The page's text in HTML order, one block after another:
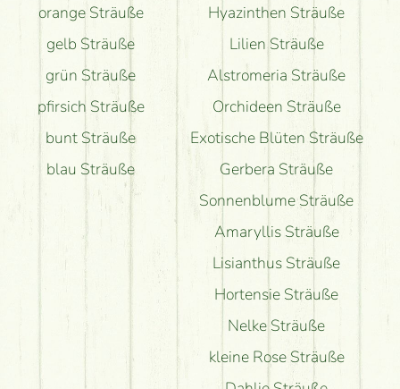
orange Sträuße
gelb Sträuße
grün Sträuße
pfirsich Sträuße
bunt Sträuße
blau Sträuße
Hyazinthen Sträuße
Lilien Sträuße
Alstromeria Sträuße
Orchideen Sträuße
Exotische Blüten Sträuße
Gerbera Sträuße
Sonnenblume Sträuße
Amaryllis Sträuße
Lisianthus Sträuße
Hortensie Sträuße
Nelke Sträuße
kleine Rose Sträuße